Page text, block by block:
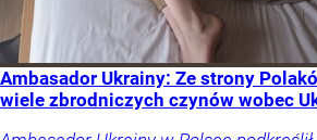
Ambasador Ukrainy: Ze strony
wiele zbrodniczych czynów wobec